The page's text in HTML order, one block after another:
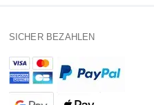
SICHER BEZAHLEN